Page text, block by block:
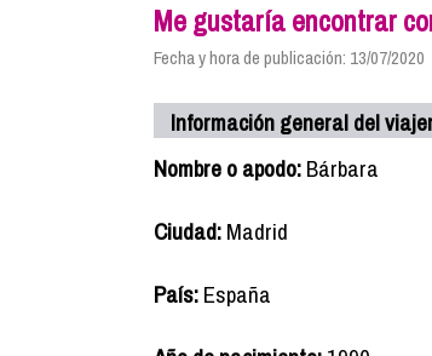
Me gustaría encontrar
Fecha y hora de publicación: 13/07/2020
Información general del
Nombre o apodo:Bárbara
Ciudad:Madrid
País:España